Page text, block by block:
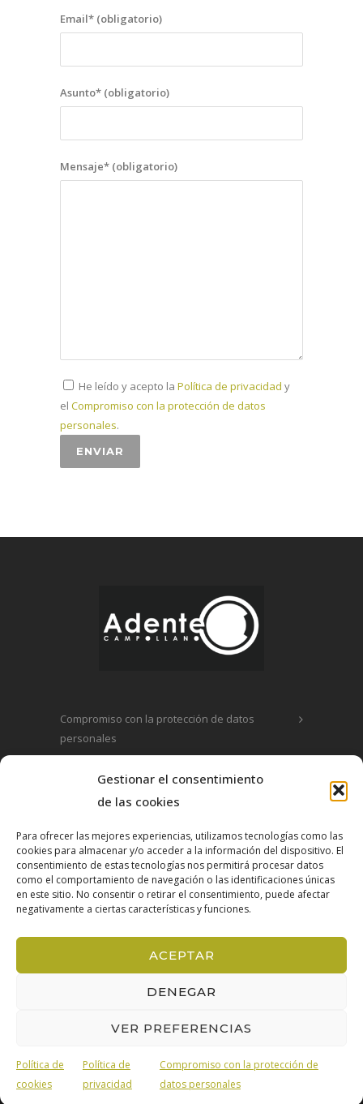
Gestionar el consentimiento
de las cookies
Para ofrecer las mejores experiencias, utilizamos tecnologías como las
cookies para almacenar y/o acceder a la información del dispositivo. El
consentimiento de estas tecnologías nos permitirá procesar datos
como el comportamiento de navegación o las identificaciones únicas
en este sitio. No consentir o retirar el consentimiento, puede afectar
negativamente a ciertas características y funciones.
ACEPTAR
DENEGAR
VER PREFERENCIAS
Política de
cookies
Política de
privacidad
Compromiso con la protección de
datos personales
Email* (obligatorio)
Asunto* (obligatorio)
Mensaje* (obligatorio)
He leído y acepto la Política de privacidad y
el Compromiso con la protección de datos
personales.
Compromiso con la protección de datos
personales
Política de privacidad
Política de cookies
Contacto
Pol. Industrial Campollano Av. tercera nº2
Teléfono:967520046
info@adentec.es
ES